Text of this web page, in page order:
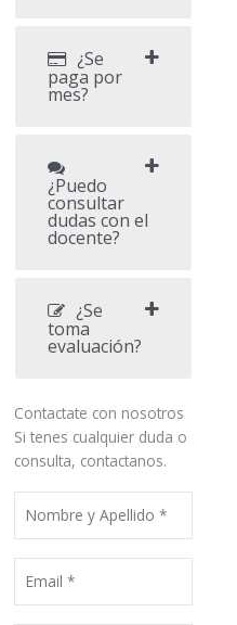
¿Se
paga por
mes?
¿Puedo
consultar
dudas con el
docente?
¿Se
toma
evaluación?
Contactate con nosotros
Si tenes cualquier duda o
consulta, contactanos.